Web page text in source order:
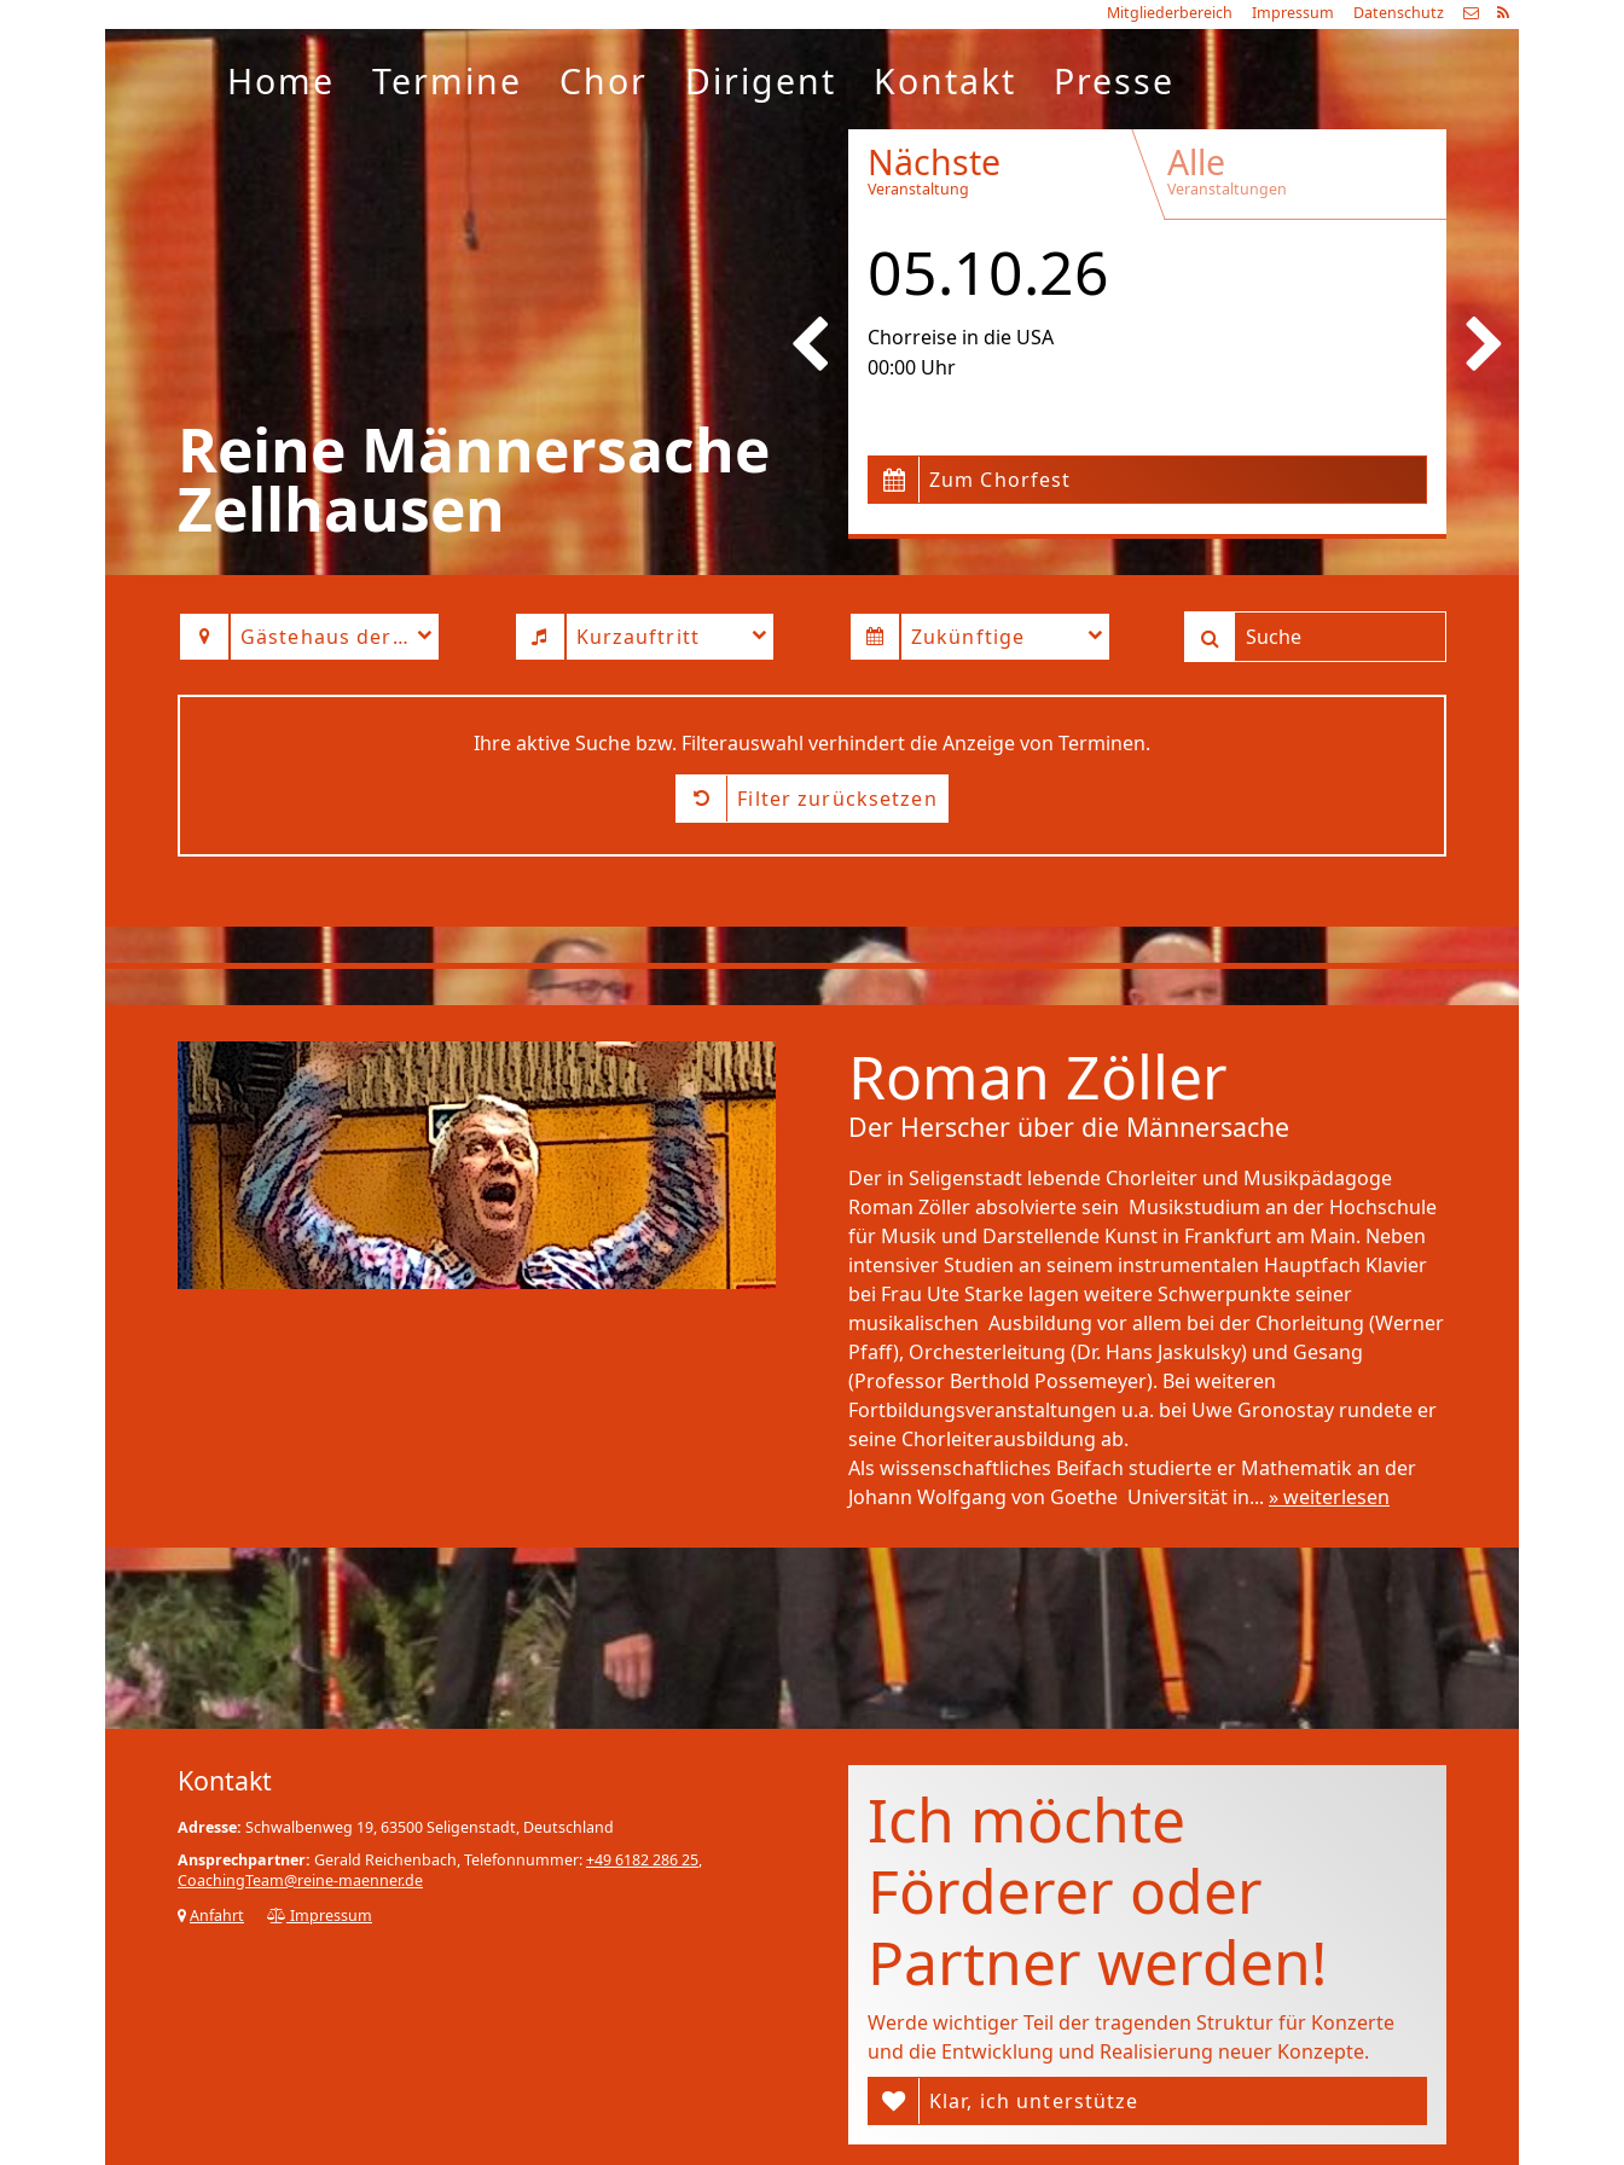
Mitgliederbereich Impressum Datenschutz
Reine Männersache
Zellhausen
Nächste
Veranstaltung
Alle
Veranstaltungen
05.10.26
Chorreise in die USA
00:00 Uhr
Zum Chorfest
Home Termine Chor Dirigent Kontakt Presse
Gästehaus der Abtei Münsterschwarzach
Kurzauftritt Zukünftige
Ihre aktive Suche bzw. Filterauswahl verhindert die Anzeige von Terminen.
Filter zurücksetzen
Roman Zöller
Der Herscher über die Männersache
Der in Seligenstadt lebende Chorleiter und Musikpädagoge
Roman Zöller absolvierte sein Musikstudium an der Hochschule
für Musik und Darstellende Kunst in Frankfurt am Main. Neben
intensiver Studien an seinem instrumentalen Hauptfach Klavier
bei Frau Ute Starke lagen weitere Schwerpunkte seiner
musikalischen Ausbildung vor allem bei der Chorleitung (Werner
Pfaff), Orchesterleitung (Dr. Hans Jaskulsky) und Gesang
(Professor Berthold Possemeyer). Bei weiteren
Fortbildungsveranstaltungen u.a. bei Uwe Gronostay rundete er
seine Chorleiterausbildung ab.
Als wissenschaftliches Beifach studierte er Mathematik an der
Johann Wolfgang von Goethe Universität in... » weiterlesen
Kontakt
Adresse: Schwalbenweg 19, 63500 Seligenstadt, Deutschland
Ansprechpartner: Gerald Reichenbach, Telefonnummer:+49 6182 286 25,
CoachingTeam@reine-maenner.de
Anfahrt
Impressum
Ich möchte
Förderer oder
Partner werden!
Werde wichtiger Teil der tragenden Struktur für Konzerte
und die Entwicklung und Realisierung neuer Konzepte.
Klar, ich unterstütze